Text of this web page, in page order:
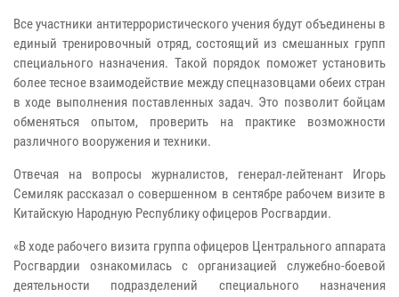
Все участники антитеррористического учения будут объединены в
единый тренировочный отряд, состоящий из смешанных групп
специального назначения. Такой порядок поможет установить
более тесное взаимодействие между спецназовцами обеих стран
в ходе выполнения поставленных задач. Это позволит бойцам
обменяться опытом, проверить на практике возможности
различного вооружения и техники.
Отвечая на вопросы журналистов, генерал-лейтенант Игорь
Семиляк рассказал о совершенном в сентябре рабочем визите в
Китайскую Народную Республику офицеров Росгвардии.
«В ходе рабочего визита группа офицеров Центрального аппарата
Росгвардии ознакомилась с организацией служебно-боевой
деятельности подразделений специального назначения